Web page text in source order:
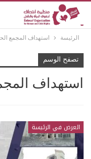
الرئيسة استهداف المجمع
تصفح الوسم
استهداف
العرض في الرئيسة